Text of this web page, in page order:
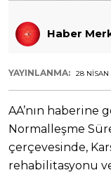
Haber
YAYINLANMA: 28 NISAN
AA’nın haberine
Normalleşme
çerçevesinde,
rehabilitasyonu